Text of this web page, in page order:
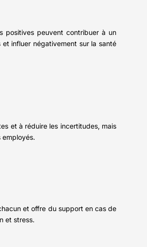
positives peuvent contribuer à un
influer négativement sur la santé
et à réduire les incertitudes, mais
et offre du support en cas de
et stress.